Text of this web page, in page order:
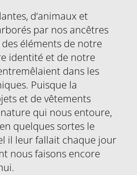
d’animaux et
par nos ancêtres
éléments de notre
identité et de notre
dans les
Puisque la
et de vêtements
qui nous entoure,
quelques sortes le
il leur fallait chaque jour
nous faisons encore